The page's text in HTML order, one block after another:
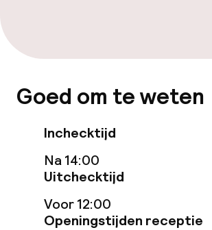
Massage
Fitnessruimte / gym
Entertainment
Gratis wifi
Zonneterras
Goed om te weten
Inchecktijd
Na 14:00
Uitchecktijd
Voor 12:00
Openingstijden receptie